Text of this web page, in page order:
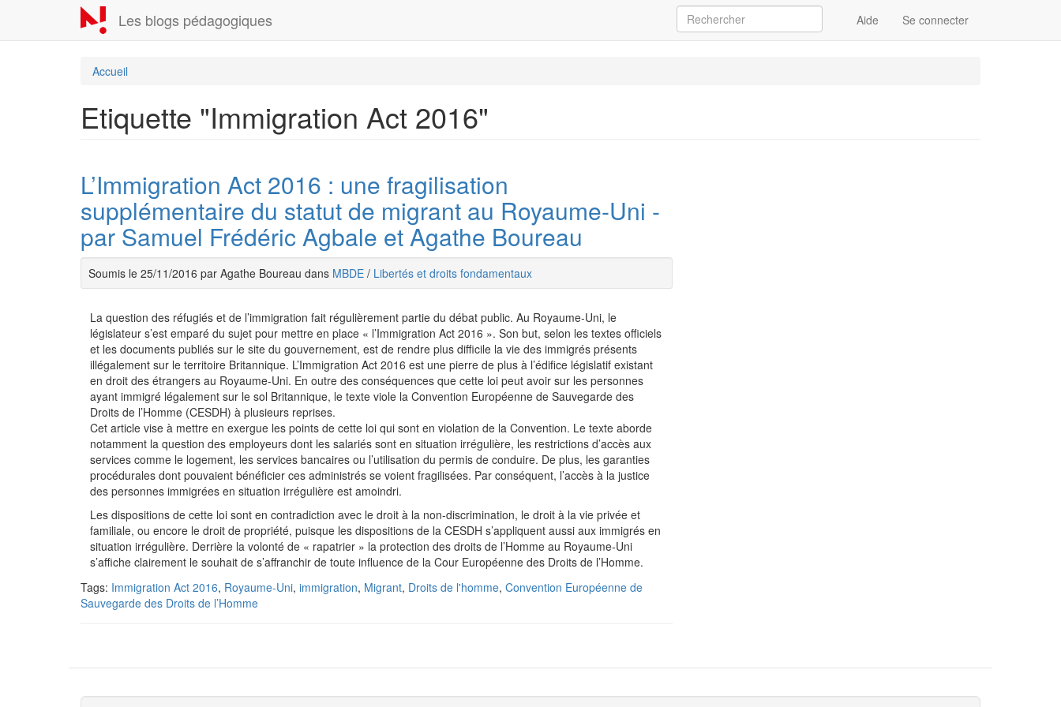
contenu
Les blogs pédagogiques Aide Se connecter
Accueil
Etiquette "Immigration Act 2016"
L’Immigration Act 2016 : une fragilisation
supplémentaire du statut de migrant au Royaume-Uni -
par Samuel Frédéric Agbale et Agathe Boureau
Soumis le 25/11/2016 par Agathe Boureau dans MBDE / Libertés et droits fondamentaux
La question des réfugiés et de l’immigration fait régulièrement partie du débat public. Au Royaume-Uni, le
législateur s’est emparé du sujet pour mettre en place « l’Immigration Act 2016 ». Son but, selon les textes officiels
et les documents publiés sur le site du gouvernement, est de rendre plus difficile la vie des immigrés présents
illégalement sur le territoire Britannique. L’Immigration Act 2016 est une pierre de plus à l’édifice législatif existant
en droit des étrangers au Royaume-Uni. En outre des conséquences que cette loi peut avoir sur les personnes
ayant immigré légalement sur le sol Britannique, le texte viole la Convention Européenne de Sauvegarde des
Droits de l’Homme (CESDH) à plusieurs reprises.
Cet article vise à mettre en exergue les points de cette loi qui sont en violation de la Convention. Le texte aborde
notamment la question des employeurs dont les salariés sont en situation irrégulière, les restrictions d’accès aux
services comme le logement, les services bancaires ou l’utilisation du permis de conduire. De plus, les garanties
procédurales dont pouvaient bénéficier ces administrés se voient fragilisées. Par conséquent, l’accès à la justice
des personnes immigrées en situation irrégulière est amoindri.
Les dispositions de cette loi sont en contradiction avec le droit à la non-discrimination, le droit à la vie privée et
familiale, ou encore le droit de propriété, puisque les dispositions de la CESDH s’appliquent aussi aux immigrés en
situation irrégulière. Derrière la volonté de « rapatrier » la protection des droits de l’Homme au Royaume-Uni
s’affiche clairement le souhait de s’affranchir de toute influence de la Cour Européenne des Droits de l’Homme.
Tags: Immigration Act 2016, Royaume-Uni, immigration, Migrant, Droits de l'homme, Convention Européenne de
Sauvegarde des Droits de l’Homme